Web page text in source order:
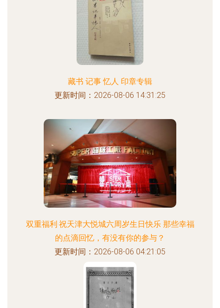
藏书 记事 忆人 印章专辑
更新时间：2026-08-06 14:31:25
双重福利·祝天津大悦城六周岁生日快乐 那些幸福
的点滴回忆，有没有你的参与？
更新时间：2026-08-06 04:21:05